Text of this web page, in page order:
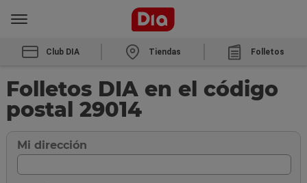
Club DIA Tiendas Folletos
Folletos DIA en el código
postal 29014
Mi dirección